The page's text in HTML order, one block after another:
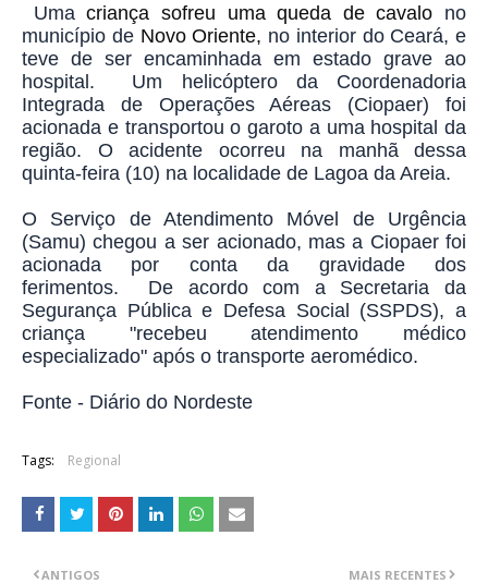
Uma criança sofreu uma queda de cavalo no
município deNovo Oriente, no interior do Ceará, e
teve de ser encaminhada em estado grave ao
hospital. Um helicóptero da Coordenadoria
Integrada de Operações Aéreas (Ciopaer) foi
acionada e transportou o garoto a uma hospital da
região. O acidente ocorreu na manhã dessa
quinta-feira (10) na localidade de Lagoa da Areia.
O Serviço de Atendimento Móvel de Urgência
(Samu) chegou a ser acionado, mas a Ciopaer foi
acionada por conta da gravidade dos
ferimentos. De acordo com a Secretaria da
Segurança Pública e Defesa Social (SSPDS), a
criança "recebeu atendimento médico
especializado" após o transporte aeromédico.
Fonte - Diário do Nordeste
Tags: Regional
MAIS RECENTES
ANTIGOS